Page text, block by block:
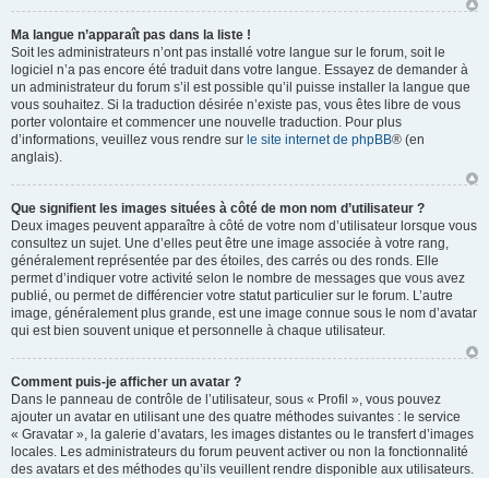
Ma langue n’apparaît pas dans la liste !
Soit les administrateurs n’ont pas installé votre langue sur le forum, soit le
logiciel n’a pas encore été traduit dans votre langue. Essayez de demander à
un administrateur du forum s’il est possible qu’il puisse installer la langue que
vous souhaitez. Si la traduction désirée n’existe pas, vous êtes libre de vous
porter volontaire et commencer une nouvelle traduction. Pour plus
d’informations, veuillez vous rendre sur le site internet de phpBB® (en
anglais).
Que signifient les images situées à côté de mon nom d’utilisateur ?
Deux images peuvent apparaître à côté de votre nom d’utilisateur lorsque vous
consultez un sujet. Une d’elles peut être une image associée à votre rang,
généralement représentée par des étoiles, des carrés ou des ronds. Elle
permet d’indiquer votre activité selon le nombre de messages que vous avez
publié, ou permet de différencier votre statut particulier sur le forum. L’autre
image, généralement plus grande, est une image connue sous le nom d’avatar
qui est bien souvent unique et personnelle à chaque utilisateur.
Comment puis-je afficher un avatar ?
Dans le panneau de contrôle de l’utilisateur, sous « Profil », vous pouvez
ajouter un avatar en utilisant une des quatre méthodes suivantes : le service
« Gravatar », la galerie d’avatars, les images distantes ou le transfert d’images
locales. Les administrateurs du forum peuvent activer ou non la fonctionnalité
des avatars et des méthodes qu’ils veuillent rendre disponible aux utilisateurs.